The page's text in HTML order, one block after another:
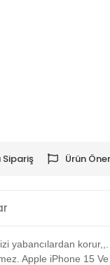
Ürün
yabancılardan
Apple iPhone 15